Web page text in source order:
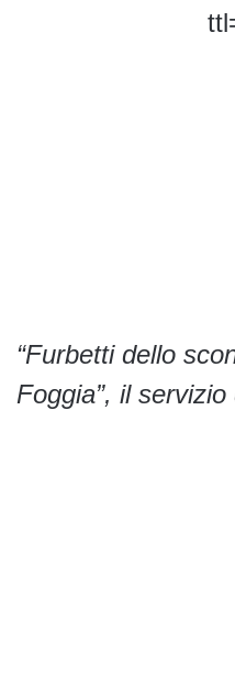
“Furbetti dello
Foggia”, il